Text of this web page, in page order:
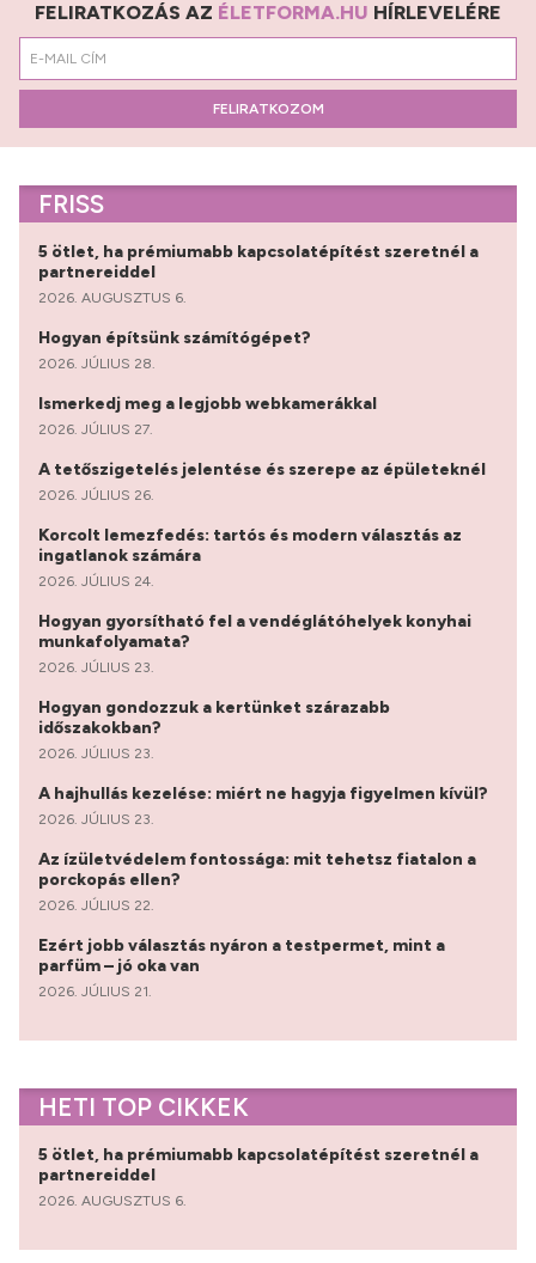
FELIRATKOZÁS AZ ÉLETFORMA.HU HÍRLEVELÉRE
FELIRATKOZOM
FRISS
5 ötlet, ha prémiumabb kapcsolatépítést szeretnél a
partnereiddel
2026. AUGUSZTUS 6.
Hogyan építsünk számítógépet?
2026. JÚLIUS 28.
Ismerkedj meg a legjobb webkamerákkal
2026. JÚLIUS 27.
A tetőszigetelés jelentése és szerepe az épületeknél
2026. JÚLIUS 26.
Korcolt lemezfedés: tartós és modern választás az
ingatlanok számára
2026. JÚLIUS 24.
Hogyan gyorsítható fel a vendéglátóhelyek konyhai
munkafolyamata?
2026. JÚLIUS 23.
Hogyan gondozzuk a kertünket szárazabb
időszakokban?
2026. JÚLIUS 23.
A hajhullás kezelése: miért ne hagyja figyelmen kívül?
2026. JÚLIUS 23.
Az ízületvédelem fontossága: mit tehetsz fiatalon a
porckopás ellen?
2026. JÚLIUS 22.
Ezért jobb választás nyáron a testpermet, mint a
parfüm – jó oka van
2026. JÚLIUS 21.
HETI TOP CIKKEK
5 ötlet, ha prémiumabb kapcsolatépítést szeretnél a
partnereiddel
2026. AUGUSZTUS 6.